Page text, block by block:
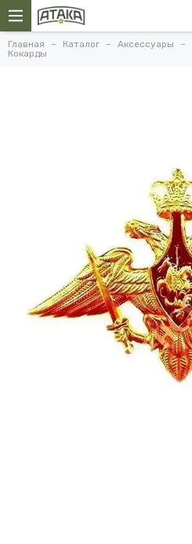
Главная Каталог Аксессуары
Кокарды